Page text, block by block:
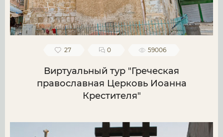
27 0 59006
Виртуальный тур "Греческая
православная Церковь Иоанна
Крестителя"